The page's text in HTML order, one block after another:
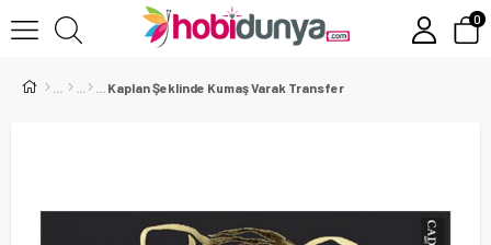
0
Kaplan Şeklinde Kumaş Varak Transfer